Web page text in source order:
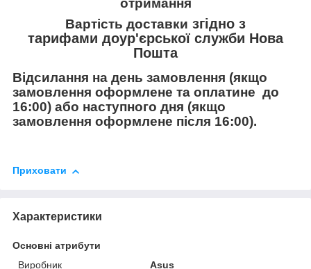
отримання
Вартість доставки згідно з
тарифами доур'єрської служби Нова
Пошта
Відсилання на день замовлення (якщо
замовлення оформлене та оплатине до
16:00) або наступного дня (якщо
замовлення оформлене після 16:00).
Приховати
Характеристики
Основні атрибути
Виробник
Asus